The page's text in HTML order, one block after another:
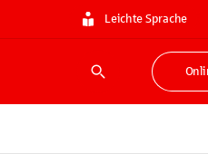
Leichte Sprache
Suche